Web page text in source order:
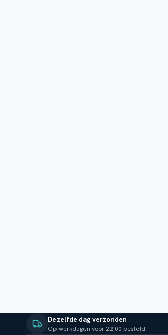
Dezelfde dag verzonden
Op werkdagen voor 22:00 besteld